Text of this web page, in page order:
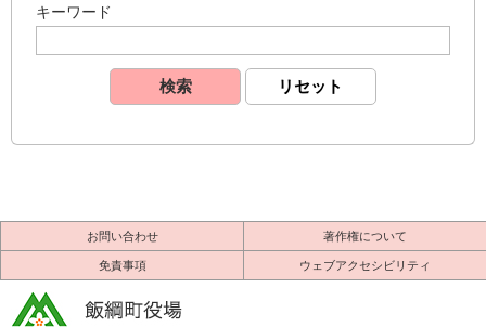
キーワード
お問い合わせ 著作権について
免責事項 ウェブアクセシビリティ